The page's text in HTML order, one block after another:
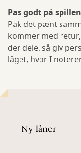
Pas godt på
Pak det pænt
kommer med
der dele, så giv
låget, hvor I
Ny låner